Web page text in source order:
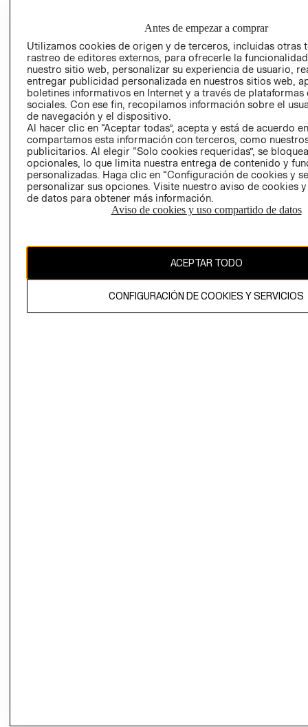
RELACIÓN CON
INVERSONISTAS
POLÍTICA
EMPRESARIAL
TÉRMINOS Y
CONDICIONES
AVISO DE
PRIVACIDAD
GIFT CARD
COOKIES
LIBRO DE
CAMBIAR REGIÓN
Antes de empezar a comprar
Utilizamos cookies de origen y de terceros, incluidas otras
rastreo de editores externos, para ofrecerle la
nuestro sitio web, personalizar su experiencia de usuario,
entregar publicidad personalizada en nuestros sitios web,
boletines informativos en Internet y a través de plataformas
sociales. Con ese fin, recopilamos información sobre el
de navegación y el dispositivo.
Al hacer clic en “Aceptar todas”, acepta y está de acuerdo
compartamos esta información con terceros, como
publicitarios. Al elegir “Solo cookies requeridas”, se
opcionales, lo que limita nuestra entrega de contenido y
personalizadas. Haga clic en “Configuración de cookies y
personalizar sus opciones. Visite nuestro aviso de cookies
de datos para obtener más información.
Aviso de cookies y uso compartido de datos
ACEPTAR TODO
CONFIGURACIÓN DE COOKIES Y SERVICIOS